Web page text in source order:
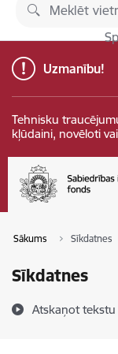
Pāriet uz lapas
Uzmanību!
Tehnisku
kļūdaini, novēloti
Sākums Sīkdatnes
Sīkdatnes
Atskaņot tekstu